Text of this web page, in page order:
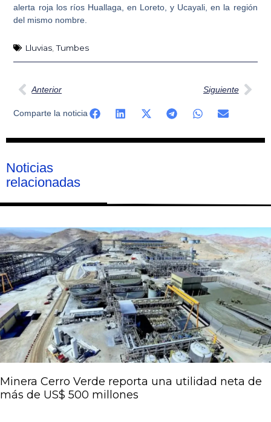
alerta roja los ríos Huallaga, en Loreto, y Ucayali, en la región
del mismo nombre.
Lluvias,Tumbes
Ant
Anterior Siguiente
Comparte la noticia
Noticias
relacionadas
Minera Cerro Verde reporta una utilidad neta de
más de US$ 500 millones
Página
Página
Página
Página
Página